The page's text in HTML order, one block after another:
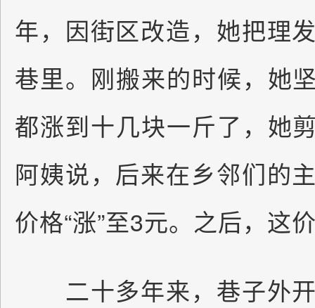
年，因街区改造，她把理
巷里。刚搬来的时候，她
都涨到十几块一斤了，她
阿姨说，后来在乡邻们的
价格“涨”至3元。之后，这
二十多年来，巷子外开